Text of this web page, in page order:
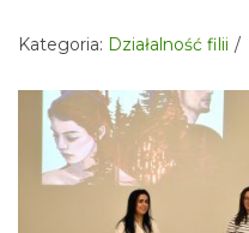
Kategoria: Działalność filii